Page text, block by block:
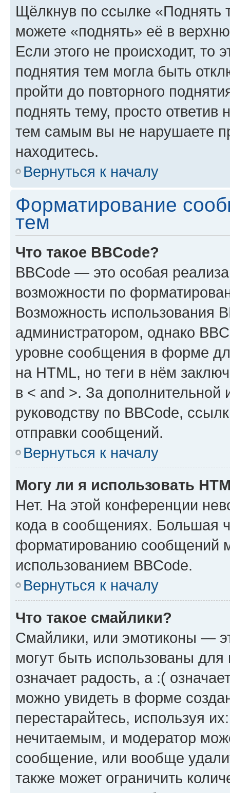
Щёлкнув по ссылке «Поднять
можете «поднять» её в
Если этого не происходит, то
поднятия тем могла быть
пройти до повторного
поднять тему, просто ответив
тем самым вы не нарушаете
находитесь.
Вернуться к началу
Форматирование
тем
Что такое BBCode?
BBCode — это особая
возможности по
Возможность использования
администратором, однако
уровне сообщения в форме
на HTML, но теги в нём
в < and >. За
руководству по BBCode,
отправки сообщений.
Вернуться к началу
Могу ли я использовать
Нет. На этой конференции
кода в сообщениях. Большая
форматированию сообщений
использованием BBCode.
Вернуться к началу
Что такое смайлики?
Смайлики, или эмотиконы —
могут быть использованы
означает радость, а :(
можно увидеть в форме
перестарайтесь, используя
нечитаемым, и модератор
сообщение, или вообще
также может ограничить